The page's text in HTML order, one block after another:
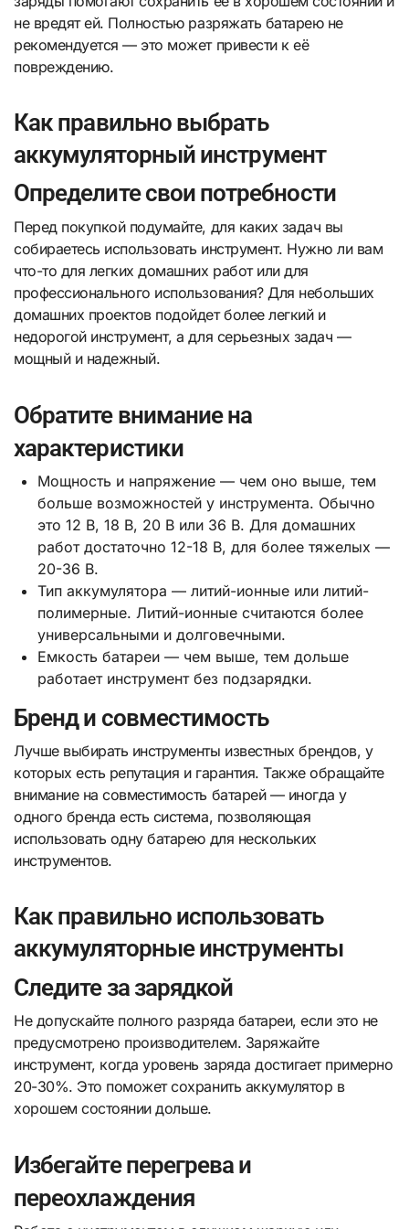
не вредят ей. Полностью разряжать батарею не
рекомендуется — это может привести к её
повреждению.
Как правильно выбрать
аккумуляторный инструмент
Определите свои потребности
Перед покупкой подумайте, для каких задач вы
собираетесь использовать инструмент. Нужно ли вам
что-то для легких домашних работ или для
профессионального использования? Для небольших
домашних проектов подойдет более легкий и
недорогой инструмент, а для серьезных задач —
мощный и надежный.
Обратите внимание на
характеристики
Мощность и напряжение — чем оно выше, тем
больше возможностей у инструмента. Обычно
это 12 В, 18 В, 20 В или 36 В. Для домашних
работ достаточно 12-18 В, для более тяжелых —
20-36 В.
Тип аккумулятора — литий-ионные или литий-
полимерные. Литий-ионные считаются более
универсальными и долговечными.
Емкость батареи — чем выше, тем дольше
работает инструмент без подзарядки.
Бренд и совместимость
Лучше выбирать инструменты известных брендов, у
которых есть репутация и гарантия. Также обращайте
внимание на совместимость батарей — иногда у
одного бренда есть система, позволяющая
использовать одну батарею для нескольких
инструментов.
Как правильно использовать
аккумуляторные инструменты
Следите за зарядкой
Не допускайте полного разряда батареи, если это не
предусмотрено производителем. Заряжайте
инструмент, когда уровень заряда достигает примерно
20-30%. Это поможет сохранить аккумулятор в
хорошем состоянии дольше.
Избегайте перегрева и
переохлаждения